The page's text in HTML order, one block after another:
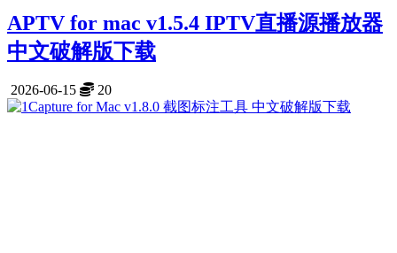
APTV for mac v1.5.4 IPTV直播源播放器
中文破解版下载
2026-06-15 20